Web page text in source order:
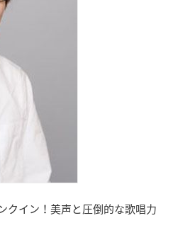
クイン！美声と圧倒的な歌唱力